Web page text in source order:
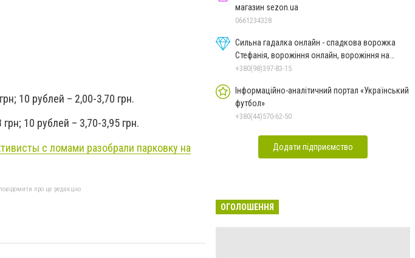
10 рублей – 2,00-3,70 грн.
10 рублей – 3,70-3,95 грн.
с ломами разобрали парковку на
про це редакцію
магазин sezon.ua
0661234328
Сильна гадалка онлайн - спадкова ворожка
Стефанія, ворожіння онлайн, ворожіння на
картах Таро
+380(98)397-83-15
Інформаційно-аналітичний портал «Український
футбол»
+380(44)570-62-50
Додати підприємство
ОГОЛОШЕННЯ